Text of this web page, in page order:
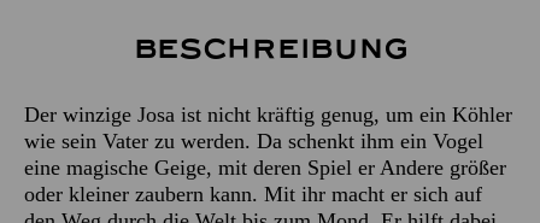
Beschreibung
Der winzige Josa ist nicht kräftig genug, um ein Köhler
wie sein Vater zu werden. Da schenkt ihm ein Vogel
eine magische Geige, mit deren Spiel er Andere größer
oder kleiner zaubern kann. Mit ihr macht er sich auf